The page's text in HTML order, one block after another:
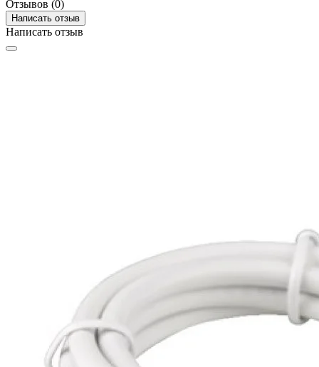
Отзывов (0)
Написать отзыв
Написать отзыв